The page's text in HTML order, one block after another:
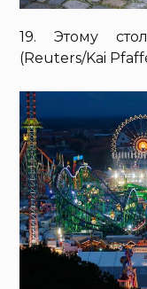
19. Этому
(Reuters/Kai